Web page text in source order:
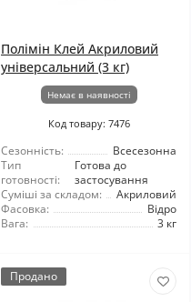
Полімін Клей Акриловий
універсальний (3 кг)
Немає в наявності
Код товару: 7476
Сезонність:
Всесезонна
Тип
готовності:
Готова до
застосування
Суміші за складом:
Акриловий
Фасовка:
Відро
Вага:
3 кг
Продано